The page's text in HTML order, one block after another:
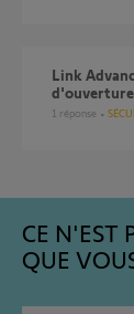
Link Advanced : pourquoi le mode nuit se désarme en cas
d'ouverture
1 réponse
CE N'EST
QUE